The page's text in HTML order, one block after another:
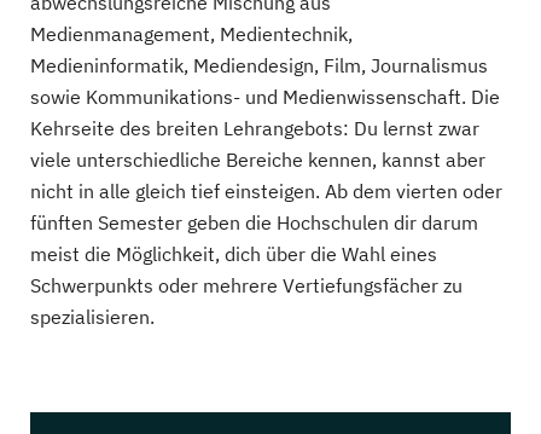
Medienmanagement, Medientechnik,
Medieninformatik, Mediendesign, Film, Journalismus
sowie Kommunikations- und Medienwissenschaft. Die
Kehrseite des breiten Lehrangebots: Du lernst zwar
viele unterschiedliche Bereiche kennen, kannst aber
nicht in alle gleich tief einsteigen. Ab dem vierten oder
fünften Semester geben die Hochschulen dir darum
meist die Möglichkeit, dich über die Wahl eines
Schwerpunkts oder mehrere Vertiefungsfächer zu
spezialisieren.